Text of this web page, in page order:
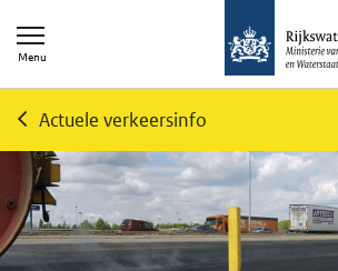
Menu
Actuele verkeersinfo